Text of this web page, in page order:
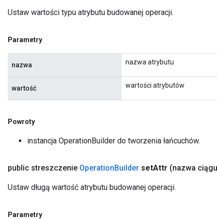
Ustaw wartości typu atrybutu budowanej operacji.
Parametry
nazwa nazwa atrybutu
wartość wartości atrybutów
Powroty
instancja OperationBuilder do tworzenia łańcuchów.
public streszczenie OperationBuilder setAttr (nazwa ciągu
Ustaw długą wartość atrybutu budowanej operacji.
Parametry